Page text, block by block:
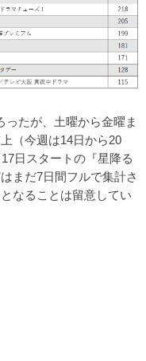
たが、土曜から金曜ま
（今週は14日から20
日スタートの『星降る
まだ7日間フルで集計さ
なることは留意してい